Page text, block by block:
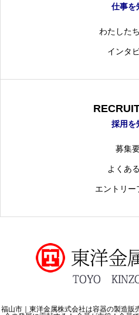
仕事を
わたした
インタ
採用を
募集
よくあ
エントリー
福山市｜東洋金属株式会社は容器の製造販